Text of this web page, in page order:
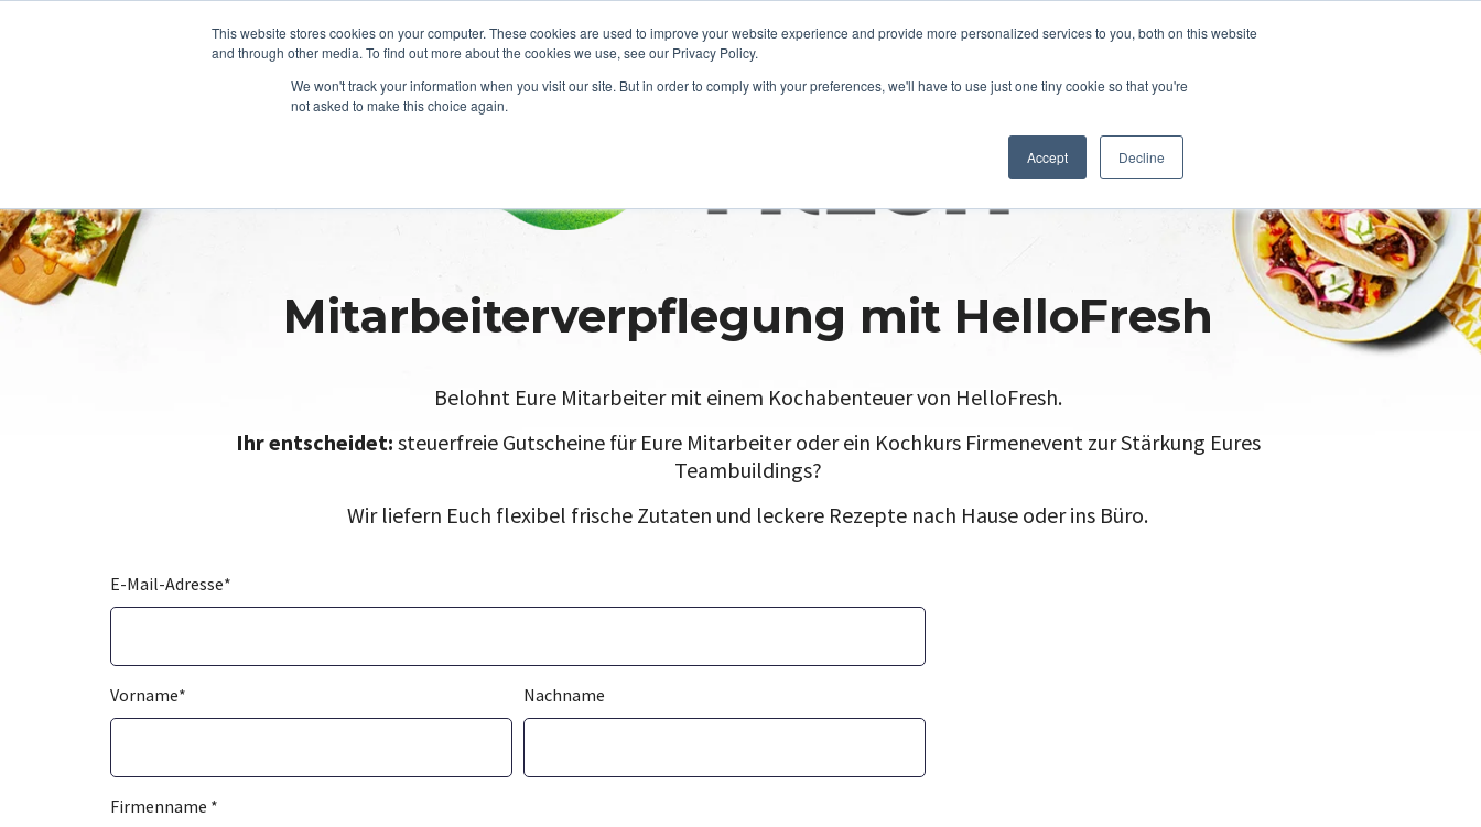
This website stores cookies on your computer. These cookies are used to improve your website experience and provide more personalized services to you, both on this website
and through other media. To find out more about the cookies we use, see our Privacy Policy.
We won't track your information when you visit our site. But in order to comply with your preferences, we'll have to use just one tiny cookie so that you're
not asked to make this choice again.
Accept Decline
Mitarbeiterverpflegung mit HelloFresh
Belohnt Eure Mitarbeiter mit einem Kochabenteuer von HelloFresh.
Ihr entscheidet: steuerfreie Gutscheine für Eure Mitarbeiter oder ein Kochkurs Firmenevent zur Stärkung Eures
Teambuildings?
Wir liefern Euch flexibel frische Zutaten und leckere Rezepte nach Hause oder ins Büro.
E-Mail-Adresse*
Vorname* Nachname
Firmenname *